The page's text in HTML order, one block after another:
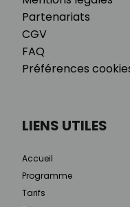
Partenariats
CGV
FAQ
Préférences
LIENS UTILES
Accueil
Programme
Tarifs